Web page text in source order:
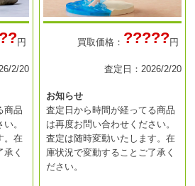
円
2/20
商品
。
。在
く
買取価格： ?????円
査定日：2026/2/20
お知らせ
査定日から時間が経ってる商品
は再度お問い合わせください。
査定は随時変動いたします。在
庫状況で変動することご了承く
ださい。